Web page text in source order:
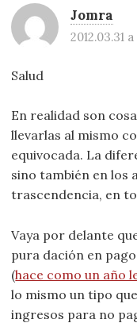
Jomra
2012.03.31
Salud
En realidad son
llevarlas al mismo
equivocada. La
sino también en los
trascendencia, en
Vaya por delante
pura dación en
(hace como un año
lo mismo un tipo
ingresos para no